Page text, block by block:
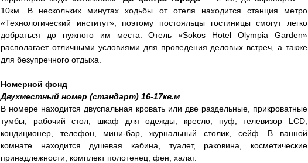
10км. В нескольких минутах ходьбы от отеля находится станция метро
«Технологический институт», поэтому постояльцы гостиницы смогут легко
добраться до нужного им места. Отель «Sokos Hotel Olympia Garden»
располагает отличными условиями для проведения деловых встреч, а также
для безупречного отдыха.
Номерной фонд
Двухместный номер (стандарт) 16-17кв.м
В номере находится двуспальная кровать или две раздельные, прикроватные
тумбы, рабочий стол, шкаф для одежды, кресло, пуф, телевизор LCD,
кондиционер, телефон, мини-бар, журнальный столик, сейф. В ванной
комнате находится душевая кабина, туалет, раковина, косметические
принадлежности, комплект полотенец, фен, халат.